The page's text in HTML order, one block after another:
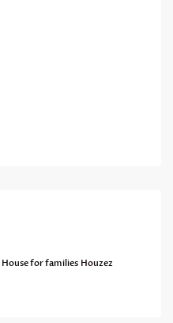
House for families Houzez